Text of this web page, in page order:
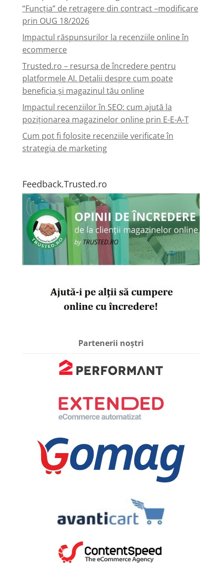
“Funcția” de retragere din contract –modificare
prin OUG 18/2026
Impactul răspunsurilor la recenziile online în
ecommerce
Trusted.ro – resursa de încredere pentru
platformele AI. Detalii despre cum poate
beneficia și magazinul tău online
Impactul recenziilor în SEO: cum ajută la
poziționarea magazinelor online prin E-E-A-T
Cum pot fi folosite recenziile verificate în
strategia de marketing
Feedback.Trusted.ro
Partenerii noștri